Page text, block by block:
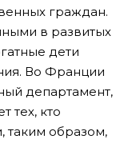
граждан.
в развитых
дети
Во Франции
департамент,
тех, кто
таким образом,